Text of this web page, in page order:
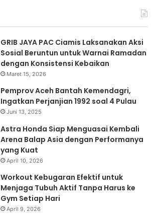
GRIB JAYA PAC Ciamis Laksanakan Aksi
Sosial Beruntun untuk Warnai Ramadan
dengan Konsistensi Kebaikan
Maret 15, 2026
Pemprov Aceh Bantah Kemendagri,
Ingatkan Perjanjian 1992 soal 4 Pulau
Juni 13, 2025
Astra Honda Siap Menguasai Kembali
Arena Balap Asia dengan Performanya
yang Kuat
April 10, 2026
Workout Kebugaran Efektif untuk
Menjaga Tubuh Aktif Tanpa Harus ke
Gym Setiap Hari
April 9, 2026